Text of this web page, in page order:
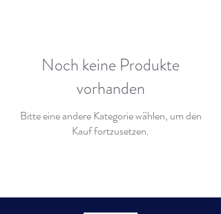
Noch keine Produkte
vorhanden
Bitte eine andere Kategorie wählen, um den
Kauf fortzusetzen.